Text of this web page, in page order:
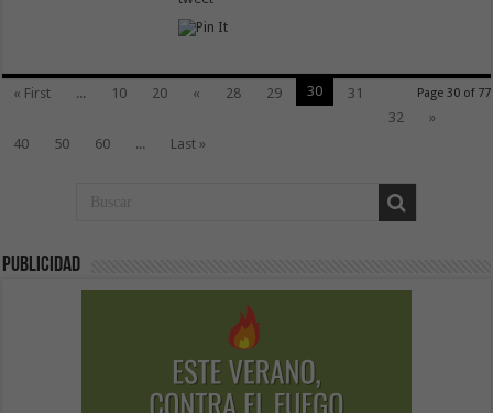
Page 30 of 77
« First ... 10 20 « 28 29 30
31
32
»
40
50 60 ... Last »
Publicidad